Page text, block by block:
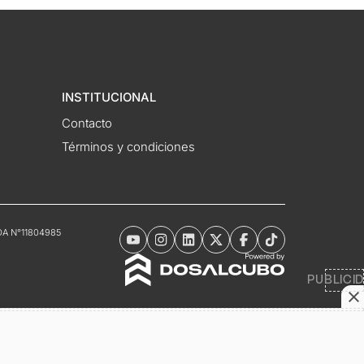
INSTITUCIONAL
Contacto
Términos y condiciones
N°11804985